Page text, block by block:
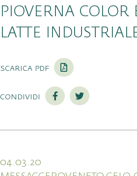
PIOVERNA COLOR
LATTE
scarica pdf
condividi
04.03.20